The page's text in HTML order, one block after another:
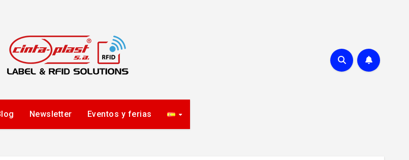
Newsletter Eventos y ferias